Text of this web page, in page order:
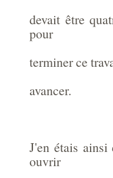
devait être
pour
terminer ce
avancer.
J'en étais
ouvrir